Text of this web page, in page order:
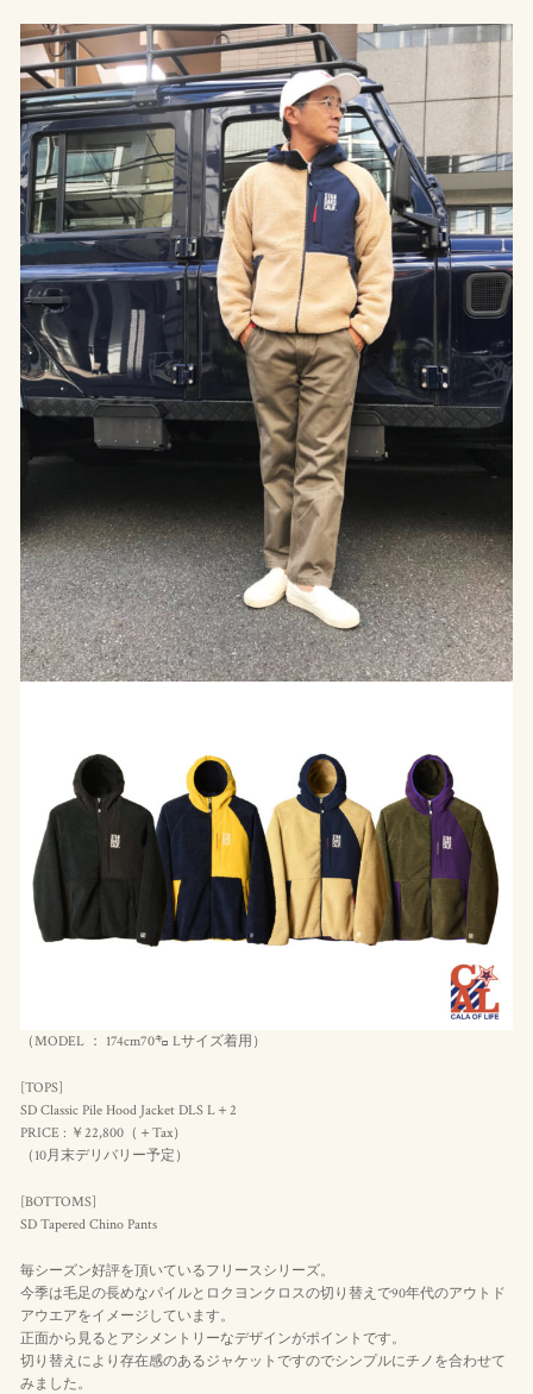
（MODEL ： 174cm70㌔ Lサイズ着用）
[TOPS]
SD Classic Pile Hood Jacket DLS L＋2
PRICE : ￥22,800（＋Tax）
（10月末デリバリー予定）
[BOTTOMS]
SD Tapered Chino Pants
毎シーズン好評を頂いているフリースシリーズ。
今季は毛足の長めなパイルとロクヨンクロスの切り替えで90年代のアウトド
アウエアをイメージしています。
正面から見るとアシメントリーなデザインがポイントです。
切り替えにより存在感のあるジャケットですのでシンプルにチノを合わせて
みました。